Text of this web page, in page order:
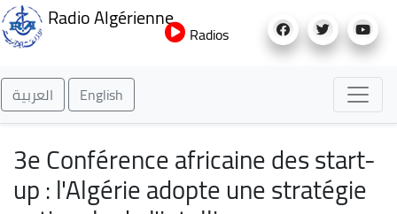
au
Radio Algérienne
Radios
العربية English
3e Conférence africaine des start-
up : l'Algérie adopte une stratégie